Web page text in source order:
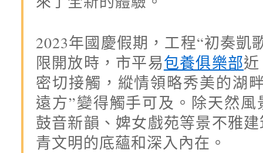
2023年國慶假期，工程“初奏凱
限開放時，市平易包養俱樂部
密切接觸，縱情領略秀美的湖
遠方”變得觸手可及。除天然
鼓音新韻、婢女戲苑等景不雅
青文明的底蘊和深入內在。